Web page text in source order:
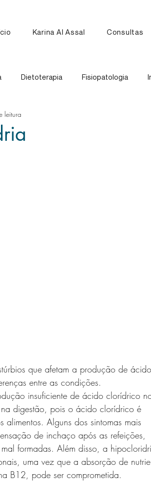
Karina Al Assal Consultas
Dietoterapia Fisiopatologia
leitura
que afetam a produção de ácido
entre as condições.
insuficiente de ácido clorídrico
digestão, pois o ácido clorídrico é
Alguns dos sintomas mais
de inchaço após as refeições,
formadas. Além disso, a
uma vez que a absorção de
B12, pode ser comprometida.